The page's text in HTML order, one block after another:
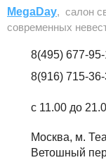
MegaDay, салон
современных
8(495) 677-
8(916) 715-
с 11.00 до
Москва, м.
Ветошный